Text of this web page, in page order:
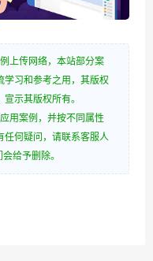
上传网络，本站部分案
学习和参考之用，其版权
示其版权所有。
用案例，并按不同属性
任何疑问，请联系客服人
会给予删除。